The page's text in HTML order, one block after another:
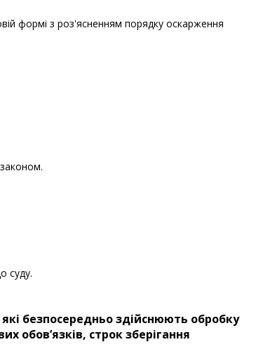
формі з роз'ясненням порядку оскарження
суду.
безпосередньо здійснюють обробку
обов’язків, строк зберігання